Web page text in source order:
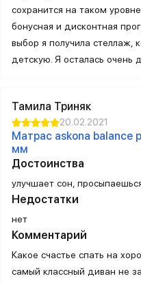
сохранится на таком
бонусная и дисконтная
выбор я получила стеллаж,
детскую. Я осталась очень
Тамила Триняк
20.02.2021
Матрас askona balance
мм
Достоинства
улучшает сон,
Недостатки
нет
Комментарий
Какое счастье спать на
самый классный диван не